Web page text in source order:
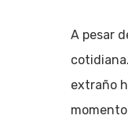
A pesar
extraño